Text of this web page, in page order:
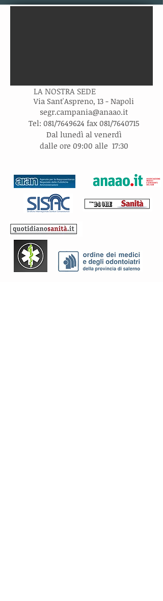
Via Sant'Aspreno, 13 - Napoli
segr.campania@anaao.it
Tel: 081/7649624 fax 081/7640715
Dal lunedì al venerdì
dalle ore 09:00 alle 17:30
LA NOSTRA SEDE